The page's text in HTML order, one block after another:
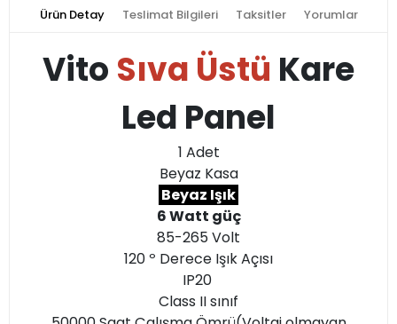
Ürün Detay Teslimat Bilgileri Taksitler Yorumlar
Vito Sıva Üstü Kare
Led Panel
1 Adet
Beyaz Kasa
Beyaz Işık
6 Watt güç
85-265 Volt
120 º Derece Işık Açısı
IP20
Class II sınıf